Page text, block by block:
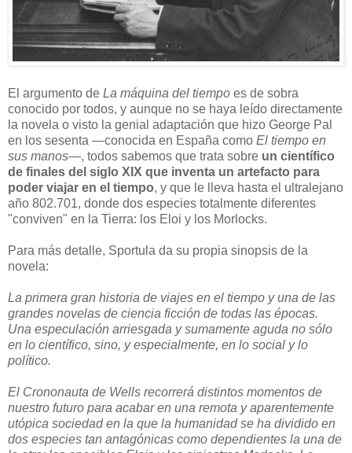
El argumento de La máquina del tiempo es de sobra
conocido por todos, y aunque no se haya leído directamente
la novela o visto la genial adaptación que hizo George Pal
en los sesenta —conocida en España como El tiempo en
sus manos—, todos sabemos que trata sobre un científico
de finales del siglo XIX que inventa un artefacto para
poder viajar en el tiempo, y que le lleva hasta el ultralejano
año 802.701, donde dos especies totalmente diferentes
"conviven" en la Tierra: los Eloi y los Morlocks.
Para más detalle, Sportula da su propia sinopsis de la
novela:
La primera gran historia de viajes en el tiempo y una de las
grandes novelas de ciencia ficción de todas las épocas.
Una especulación arriesgada y sumamente aguda no sólo
en lo científico, sino, y especialmente, en lo social y lo
político.
El Crononauta de Wells recorrerá distintos momentos de
nuestro futuro para acabar en una remota y aparentemente
utópica sociedad en la que la humanidad se ha dividido en
dos especies tan antagónicas como dependientes la una de